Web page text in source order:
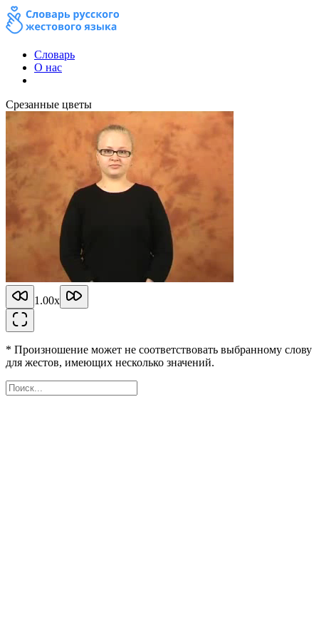
Словарь
О нас
Срезанные цветы
1.00x
* Произношение может не соответствовать выбранному слову
для жестов, имеющих несколько значений.